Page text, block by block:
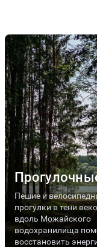
Пешие и
прогулки в тени
вдоль Можайского
водохранилища
восстановить